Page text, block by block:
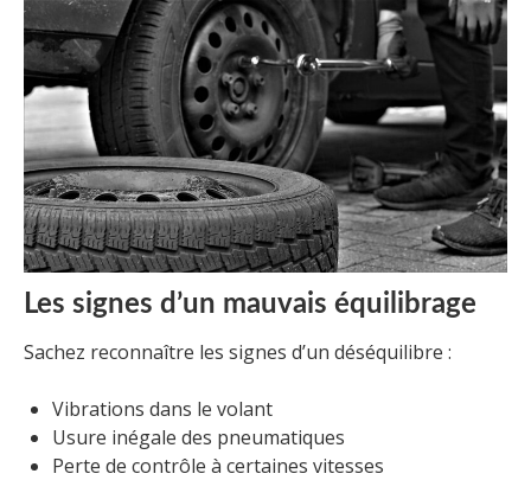
Les signes d’un mauvais équilibrage
Sachez reconnaître les signes d’un déséquilibre :
Vibrations dans le volant
Usure inégale des pneumatiques
Perte de contrôle à certaines vitesses